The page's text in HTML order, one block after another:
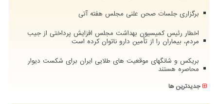
برگزاری جلسات صحن علنی مجلس هفته آتی
اخطار رئیس کمیسیون بهداشت مجلس افزایش پرداختی از جیب
مردم، بیماران را از تأمین دارو ناتوان کرده است
بریکس و شانگهای موقعیت های طلایی ایران برای شکست دیوار
محاصره هستند
جدیدترین ها